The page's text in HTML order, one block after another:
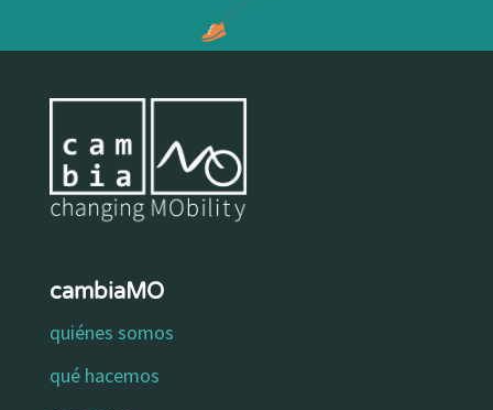
cambiaMO
quiénes somos
qué hacemos